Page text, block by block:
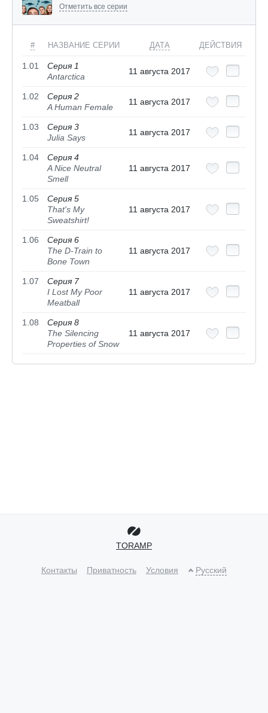
Отметить все серии
# НАЗВАНИЕ СЕРИИ ДАТА ДЕЙСТВИЯ
1.01
Серия 1
Antarctica
11 августа 2017
1.02
Серия 2
A Human Female
11 августа 2017
1.03
Серия 3
Julia Says
11 августа 2017
1.04
Серия 4
A Nice Neutral
Smell
11 августа 2017
1.05
Серия 5
That's My
Sweatshirt!
11 августа 2017
1.06
Серия 6
The D-Train to
Bone Town
11 августа 2017
1.07
Серия 7
I Lost My Poor
Meatball
11 августа 2017
1.08
Серия 8
The Silencing
Properties of Snow
11 августа 2017
TORAMP
Контакты Приватность Условия Русский